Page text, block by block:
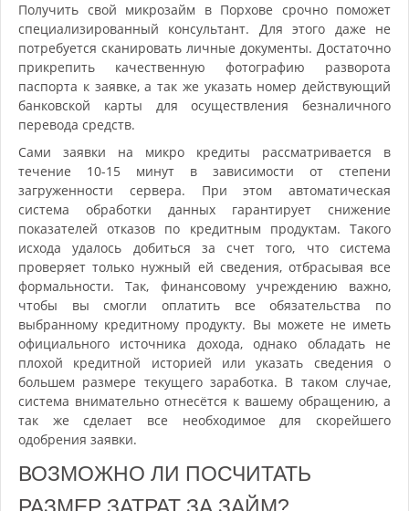
Получить свой микрозайм в Порхове срочно поможет
специализированный консультант. Для этого даже не
потребуется сканировать личные документы. Достаточно
прикрепить качественную фотографию разворота
паспорта к заявке, а так же указать номер действующий
банковской карты для осуществления безналичного
перевода средств.
Сами заявки на микро кредиты рассматривается в
течение 10-15 минут в зависимости от степени
загруженности сервера. При этом автоматическая
система обработки данных гарантирует снижение
показателей отказов по кредитным продуктам. Такого
исхода удалось добиться за счет того, что система
проверяет только нужный ей сведения, отбрасывая все
формальности. Так, финансовому учреждению важно,
чтобы вы смогли оплатить все обязательства по
выбранному кредитному продукту. Вы можете не иметь
официального источника дохода, однако обладать не
плохой кредитной историей или указать сведения о
большем размере текущего заработка. В таком случае,
система внимательно отнесётся к вашему обращению, а
так же сделает все необходимое для скорейшего
одобрения заявки.
ВОЗМОЖНО ЛИ ПОСЧИТАТЬ